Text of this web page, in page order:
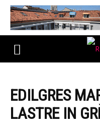
EDILGRES
LASTRE IN